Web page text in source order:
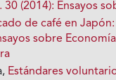
30 (2014): Ensayos
de café en
sobre
Estándares